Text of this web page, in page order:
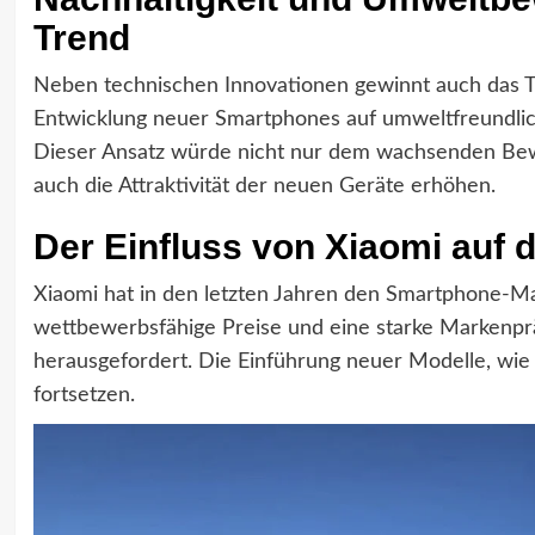
Trend
Neben technischen Innovationen gewinnt auch das
Entwicklung neuer Smartphones auf
Dieser Ansatz würde nicht nur dem wachsenden
auch die Attraktivität der neuen Geräte erhöhen.
Der Einfluss von Xiaomi auf
Xiaomi hat in den letzten Jahren den Smartphone-
wettbewerbsfähige Preise und eine starke
herausgefordert. Die Einführung neuer Modelle,
fortsetzen.